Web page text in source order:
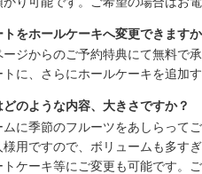
をホールケーキへ変更できますか
ジからのご予約特典にて無料で承
に、さらにホールケーキを追加
のような内容、大きさですか？
に季節のフルーツをあしらってご
用ですので、ボリュームも多す
ケーキ等にご変更も可能です。